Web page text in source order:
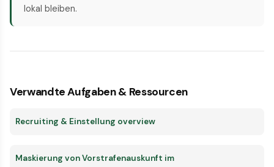
lokal bleiben.
Verwandte Aufgaben & Ressourcen
Recruiting & Einstellung overview
Maskierung von Vorstrafenauskunft im